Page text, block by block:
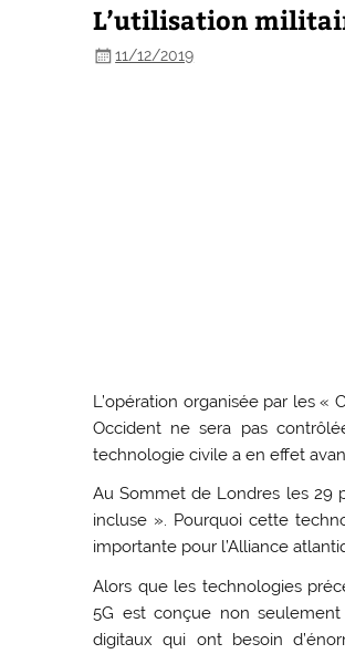
L’utilisation
11/12/2019
L’opération organisée par les «
Occident ne sera pas
technologie civile a en effet
Au Sommet de Londres les 29
incluse ». Pourquoi cette
importante pour l’Alliance
Alors que les technologies
5G est conçue non
digitaux qui ont besoin